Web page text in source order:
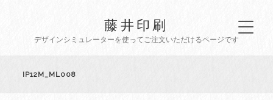
藤井印刷
デザインシミュレーターを使ってご注文いただけるページです
IP12M_ML008